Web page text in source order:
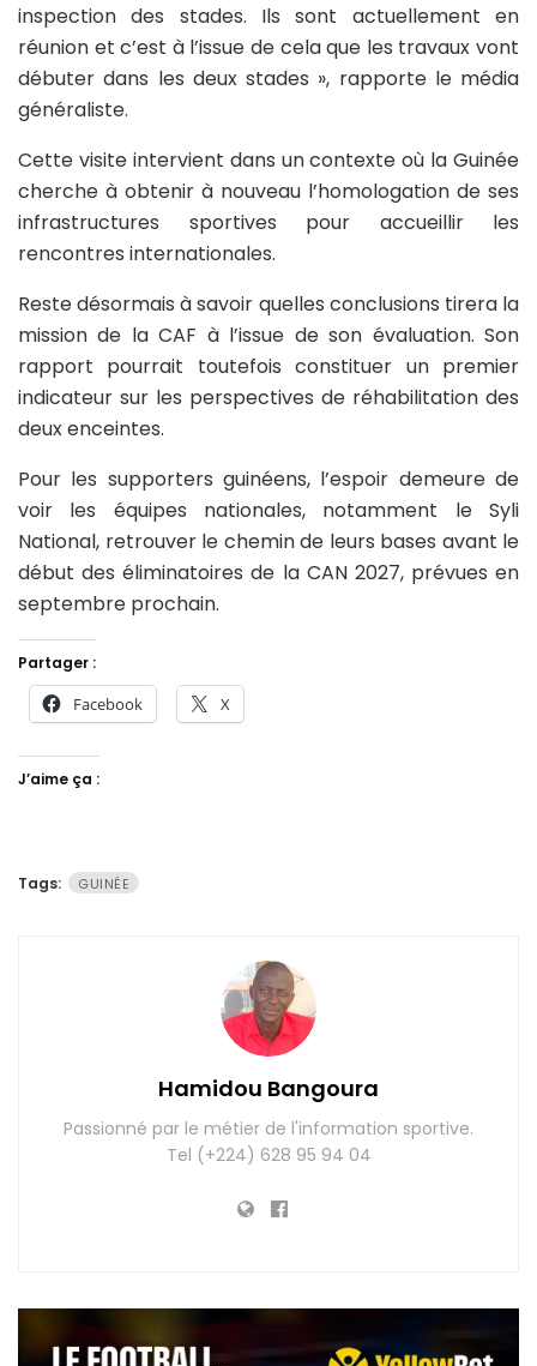
inspection des stades. Ils sont actuellement en
réunion et c’est à l’issue de cela que les travaux vont
débuter dans les deux stades », rapporte le média
généraliste.
Cette visite intervient dans un contexte où la Guinée
cherche à obtenir à nouveau l’homologation de ses
infrastructures sportives pour accueillir les
rencontres internationales.
Reste désormais à savoir quelles conclusions tirera la
mission de la CAF à l’issue de son évaluation. Son
rapport pourrait toutefois constituer un premier
indicateur sur les perspectives de réhabilitation des
deux enceintes.
Pour les supporters guinéens, l’espoir demeure de
voir les équipes nationales, notamment le Syli
National, retrouver le chemin de leurs bases avant le
début des éliminatoires de la CAN 2027, prévues en
septembre prochain.
Partager :
Facebook X
J’aime ça :
Tags: GUINÉE
Hamidou Bangoura
Passionné par le métier de l'information sportive.
Tel (+224) 628 95 94 04